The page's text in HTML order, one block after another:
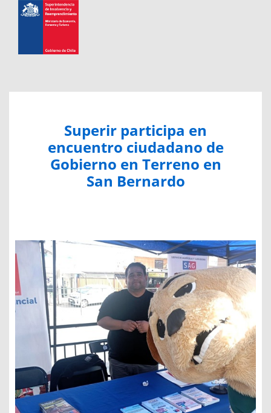
Superir participa en
encuentro ciudadano de
Gobierno en Terreno en
San Bernardo